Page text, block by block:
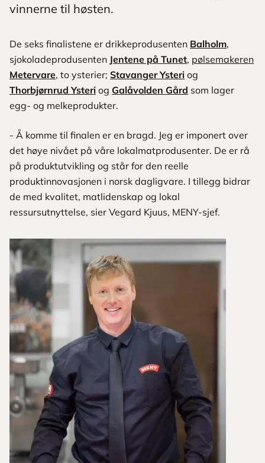
vinnerne til høsten.
De seks finalistene er drikkeprodusenten Balholm,
sjokoladeprodusenten Jentene på Tunet, pølsemakeren
Metervare, to ysterier; Stavanger Ysteri og
Thorbjørnrud Ysteri og Galåvolden Gård som lager
egg- og melkeprodukter.
- Å komme til finalen er en bragd. Jeg er imponert over
det høye nivået på våre lokalmatprodusenter. De er rå
på produktutvikling og står for den reelle
produktinnovasjonen i norsk dagligvare. I tillegg bidrar
de med kvalitet, matlidenskap og lokal
ressursutnyttelse, sier Vegard Kjuus, MENY-sjef.